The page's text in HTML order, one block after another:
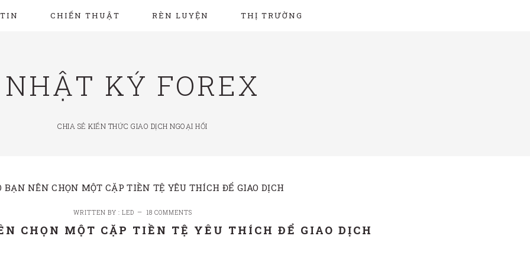
CHIẾN THUẬT RÈN LUYỆN THỊ TRƯỜNG
NHẬT KÝ FOREX
CHIA SẺ KIẾN THỨC GIAO DỊCH NGOẠI HỐI
BẠN NÊN CHỌN MỘT CẶP TIỀN TỆ YÊU THÍCH ĐỂ GIAO DỊCH
WRITTEN BY : LED 18 COMMENTS
CHỌN MỘT CẶP TIỀN TỆ YÊU THÍCH ĐỂ GIAO DỊCH